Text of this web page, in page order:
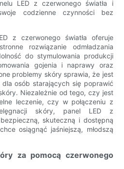
LED z czerwonego światła i
codzienne czynności bez
z czerwonego światła oferuje
rozwiązanie odmładzania
do stymulowania produkcji
gojenia i naprawy oraz
problemy skóry sprawia, że ​​jest
osób starających się poprawić
Niezależnie od tego, czy jest
leczenie, czy w połączeniu z
skóry, panel LED z
skuteczną i dostępną
osiągnąć jaśniejszą, młodszą
za pomocą czerwonego